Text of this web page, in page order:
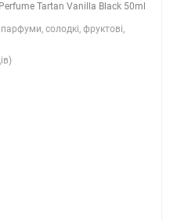
Tartan Vanilla Black 50ml
парфуми, солодкі, фруктові,